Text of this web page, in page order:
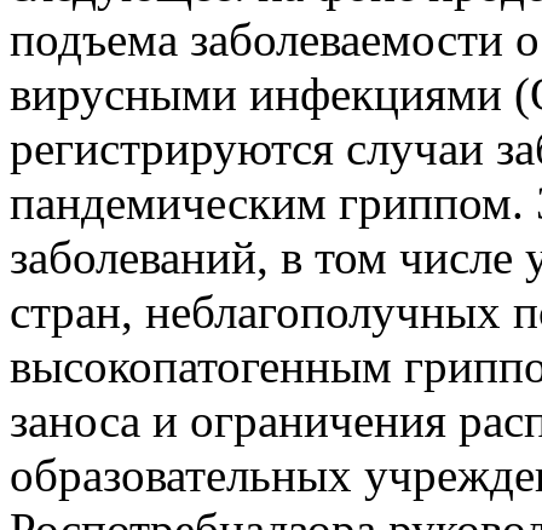
подъема
вирусными инфекциями
регистрируются случаи
пандемическим гриппом.
заболеваний, в том
стран, неблагополучных
высокопатогенным
заноса и ограничения
образовательных